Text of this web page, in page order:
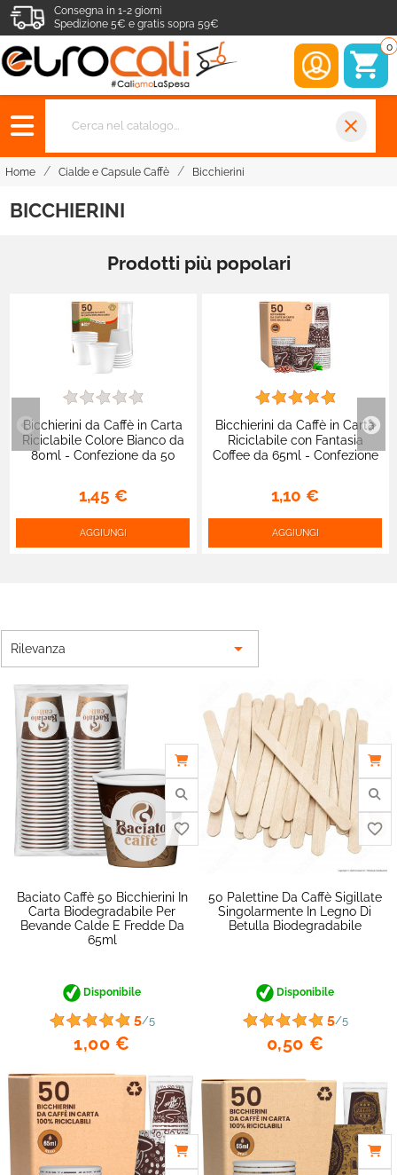
Consegna in 1-2 giorni
Spedizione 5€ e gratis sopra 59€
0
close
Home Cialde e Capsule Caffè Bicchierini
BICCHIERINI
Prodotti più popolari
Bicchierini da Caffè in Carta
Riciclabile Colore Bianco da
80ml - Confezione da 50
1,45 €
AGGIUNGI
Bicchierini da Caffè in Carta
Riciclabile con Fantasia
Coffee da 65ml - Confezione
1,10 €
AGGIUNGI
Rilevanza 
Baciato Caffè 50 Bicchierini In
Carta Biodegradabile Per
Bevande Calde E Fredde Da
65ml
Disponibile
5/5
1,00 €
50 Palettine Da Caffè Sigillate
Singolarmente In Legno Di
Betulla Biodegradabile
Disponibile
5/5
0,50 €